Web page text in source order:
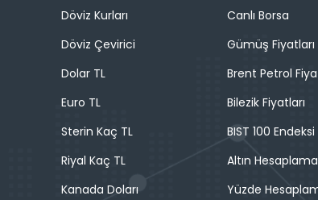
Döviz Kurları
Döviz Çevirici
Dolar TL
Euro TL
Sterin Kaç TL
Riyal Kaç TL
Kanada Doları
Canlı Borsa
Gümüş Fiyatları
Brent Petrol
Bilezik Fiyatları
BIST 100 Endeksi
Altın Hesaplama
Yüzde